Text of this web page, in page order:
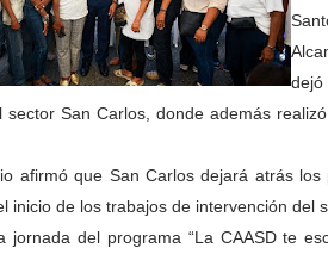
sector San Carlos, donde además
afirmó que San Carlos dejará atrás
inicio de los trabajos de intervención del
jornada del programa “La CAASD te